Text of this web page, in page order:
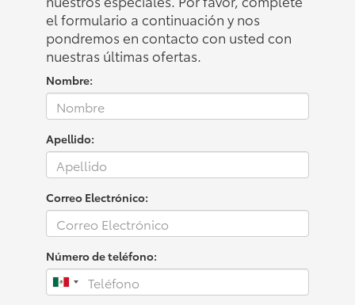
el formulario a continuación y nos
pondremos en contacto con usted con
nuestras últimas ofertas.
Nombre:
Apellido:
Correo Electrónico:
Número de teléfono: